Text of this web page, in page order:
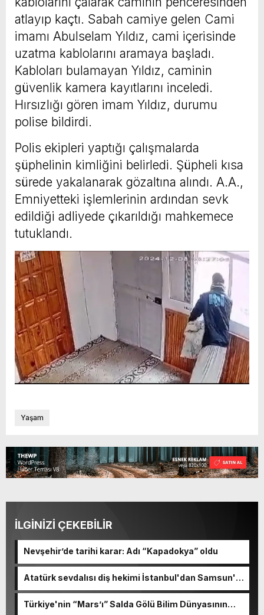
atlayıp kaçtı. Sabah camiye gelen Cami
imamı Abulselam Yıldız, cami içerisinde
uzatma kablolarını aramaya başladı.
Kabloları bulamayan Yıldız, caminin
güvenlik kamera kayıtlarını inceledi.
Hırsızlığı gören imam Yıldız, durumu
polise bildirdi.
Polis ekipleri yaptığı çalışmalarda
şüphelinin kimliğini belirledi. Şüpheli kısa
sürede yakalanarak gözaltına alındı. A.A.,
Emniyetteki işlemlerinin ardından sevk
edildiği adliyede çıkarıldığı mahkemece
tutuklandı.
Yaşam
İLGİNİZİ ÇEKEBİLİR
Nevşehir’de tarihi karar: Adı “Kapadokya” oldu
Atatürk sevdalısı diş hekimi İstanbul'dan Samsun'a
Türkiye'nin “Mars’ı” Salda Gölü Bilim Dünyasının